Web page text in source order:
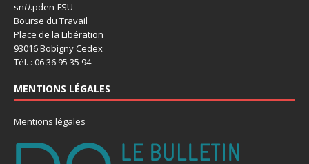
snU.pden-FSU
Bourse du Travail
Place de la Libération
93016 Bobigny Cedex
Tél. : 06 36 95 35 94
MENTIONS LÉGALES
Mentions légales